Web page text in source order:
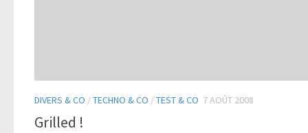
DIVERS & CO /TECHNO & CO /TEST & CO 7 AOÛT 2008
Grilled !